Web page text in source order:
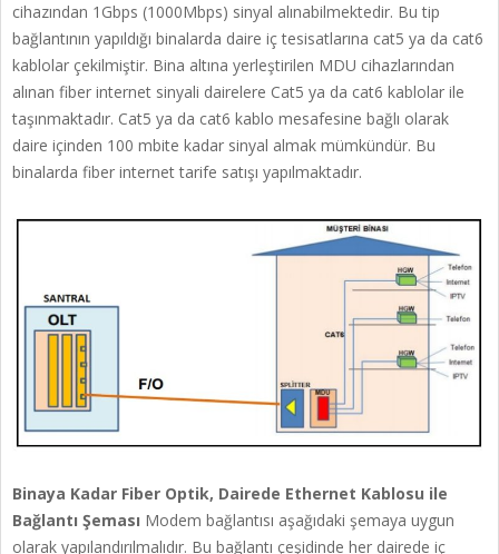
cihazından 1Gbps (1000Mbps) sinyal alınabilmektedir. Bu tip
bağlantının yapıldığı binalarda daire iç tesisatlarına cat5 ya da cat6
kablolar çekilmiştir. Bina altına yerleştirilen MDU cihazlarından
alınan fiber internet sinyali dairelere Cat5 ya da cat6 kablolar ile
taşınmaktadır. Cat5 ya da cat6 kablo mesafesine bağlı olarak
daire içinden 100 mbite kadar sinyal almak mümkündür. Bu
binalarda fiber internet tarife satışı yapılmaktadır.
Binaya Kadar Fiber Optik, Dairede Ethernet Kablosu ile
Bağlantı Şeması Modem bağlantısı aşağıdaki şemaya uygun
olarak yapılandırılmalıdır. Bu bağlantı çeşidinde her dairede iç